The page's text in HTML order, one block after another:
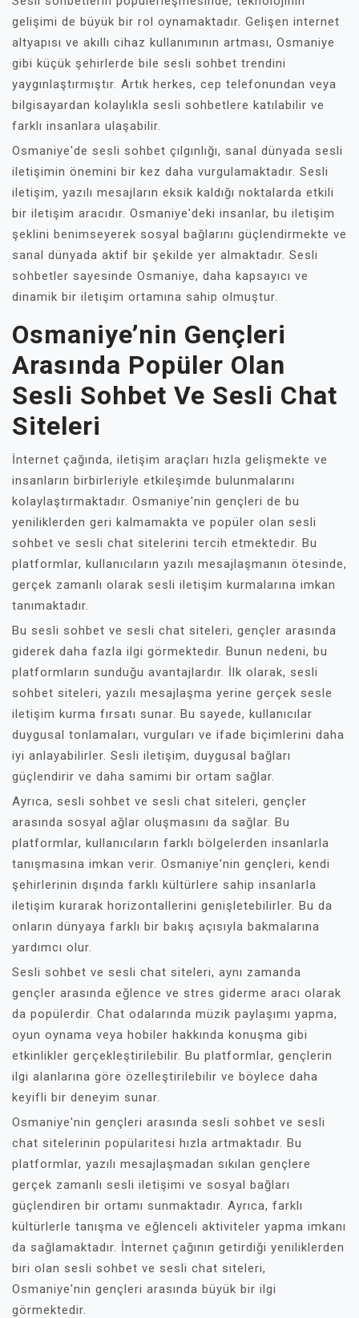
gelişimi de büyük bir rol oynamaktadır. Gelişen internet
altyapısı ve akıllı cihaz kullanımının artması, Osmaniye
gibi küçük şehirlerde bile sesli sohbet trendini
yaygınlaştırmıştır. Artık herkes, cep telefonundan veya
bilgisayardan kolaylıkla sesli sohbetlere katılabilir ve
farklı insanlara ulaşabilir.
Osmaniye'de sesli sohbet çılgınlığı, sanal dünyada sesli
iletişimin önemini bir kez daha vurgulamaktadır. Sesli
iletişim, yazılı mesajların eksik kaldığı noktalarda etkili
bir iletişim aracıdır. Osmaniye'deki insanlar, bu iletişim
şeklini benimseyerek sosyal bağlarını güçlendirmekte ve
sanal dünyada aktif bir şekilde yer almaktadır. Sesli
sohbetler sayesinde Osmaniye, daha kapsayıcı ve
dinamik bir iletişim ortamına sahip olmuştur.
Osmaniye’nin Gençleri
Arasında Popüler Olan
Sesli Sohbet Ve Sesli Chat
Siteleri
İnternet çağında, iletişim araçları hızla gelişmekte ve
insanların birbirleriyle etkileşimde bulunmalarını
kolaylaştırmaktadır. Osmaniye'nin gençleri de bu
yeniliklerden geri kalmamakta ve popüler olan sesli
sohbet ve sesli chat sitelerini tercih etmektedir. Bu
platformlar, kullanıcıların yazılı mesajlaşmanın ötesinde,
gerçek zamanlı olarak sesli iletişim kurmalarına imkan
tanımaktadır.
Bu sesli sohbet ve sesli chat siteleri, gençler arasında
giderek daha fazla ilgi görmektedir. Bunun nedeni, bu
platformların sunduğu avantajlardır. İlk olarak, sesli
sohbet siteleri, yazılı mesajlaşma yerine gerçek sesle
iletişim kurma fırsatı sunar. Bu sayede, kullanıcılar
duygusal tonlamaları, vurguları ve ifade biçimlerini daha
iyi anlayabilirler. Sesli iletişim, duygusal bağları
güçlendirir ve daha samimi bir ortam sağlar.
Ayrıca, sesli sohbet ve sesli chat siteleri, gençler
arasında sosyal ağlar oluşmasını da sağlar. Bu
platformlar, kullanıcıların farklı bölgelerden insanlarla
tanışmasına imkan verir. Osmaniye'nin gençleri, kendi
şehirlerinin dışında farklı kültürlere sahip insanlarla
iletişim kurarak horizontallerini genişletebilirler. Bu da
onların dünyaya farklı bir bakış açısıyla bakmalarına
yardımcı olur.
Sesli sohbet ve sesli chat siteleri, aynı zamanda
gençler arasında eğlence ve stres giderme aracı olarak
da popülerdir. Chat odalarında müzik paylaşımı yapma,
oyun oynama veya hobiler hakkında konuşma gibi
etkinlikler gerçekleştirilebilir. Bu platformlar, gençlerin
ilgi alanlarına göre özelleştirilebilir ve böylece daha
keyifli bir deneyim sunar.
Osmaniye'nin gençleri arasında sesli sohbet ve sesli
chat sitelerinin popülaritesi hızla artmaktadır. Bu
platformlar, yazılı mesajlaşmadan sıkılan gençlere
gerçek zamanlı sesli iletişimi ve sosyal bağları
güçlendiren bir ortamı sunmaktadır. Ayrıca, farklı
kültürlerle tanışma ve eğlenceli aktiviteler yapma imkanı
da sağlamaktadır. İnternet çağının getirdiği yeniliklerden
biri olan sesli sohbet ve sesli chat siteleri,
Osmaniye'nin gençleri arasında büyük bir ilgi
görmektedir.